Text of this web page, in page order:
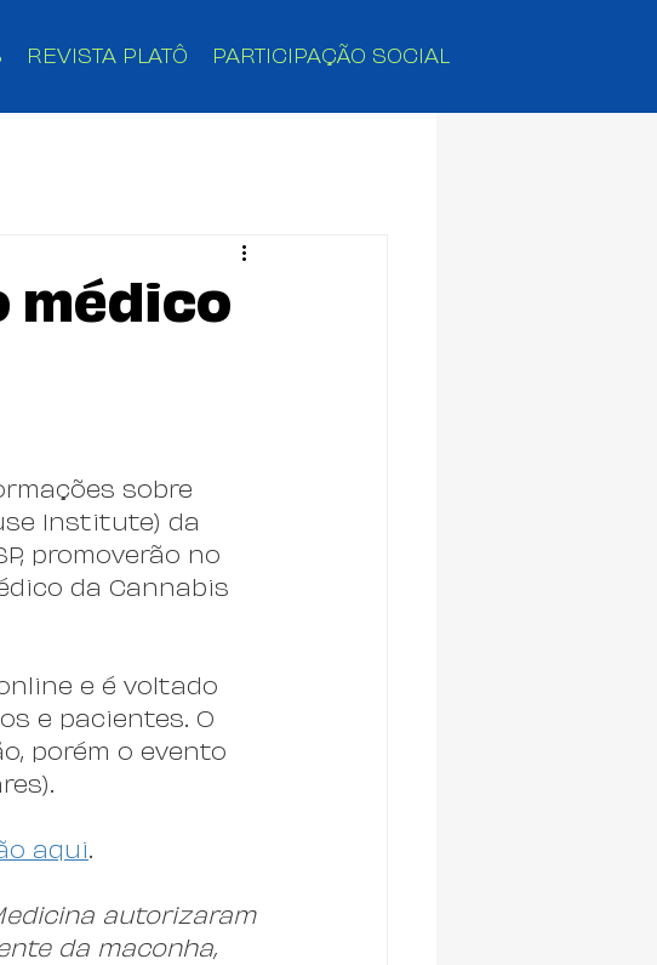
REVISTA PLATÔ PARTICIPAÇÃO SOCIAL
médico
sobre
Institute) da
promoverão no
da Cannabis
e é voltado
e pacientes. O
porém o evento
aqui.
autorizaram
da maconha,